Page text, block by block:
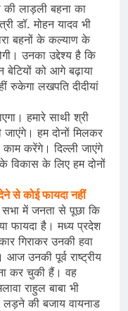
की लाड़ली बहना का
डॉ. मोहन यादव भी
बहनों के कल्याण के
उनका उद्देश्य है कि
को आगे बढ़ाया
लखपति दीदीयां
हमारे साथी श्री
जाएंगे। हम दोनों मिलकर
करेंगे। दिल्ली जाएंगे
विकास के लिए हम दोनों
से कोई फायदा नहीं
सभा में जनता से पूछा कि
फायदा है। मध्य प्रदेश
गिराकर उनकी हवा
उनकी पूर्व राष्ट्रीय
कर चुकी हैं। वह
राहुल बाबा भी
की बजाय वायनाड